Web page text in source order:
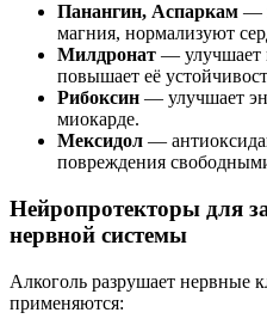
Панангин, Аспаркам —
магния, нормализуют
Милдронат — улучшает
повышает её
Рибоксин — улучшает
миокарде.
Мексидол —
повреждения
Нейропротекторы для
нервной системы
Алкоголь разрушает нервные
применяются: